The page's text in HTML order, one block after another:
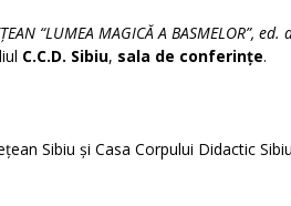
“LUMEA MAGICĂ A BASMELOR”, ed.
C.C.D. Sibiu, sala de conferințe.
Sibiu și Casa Corpului Didactic